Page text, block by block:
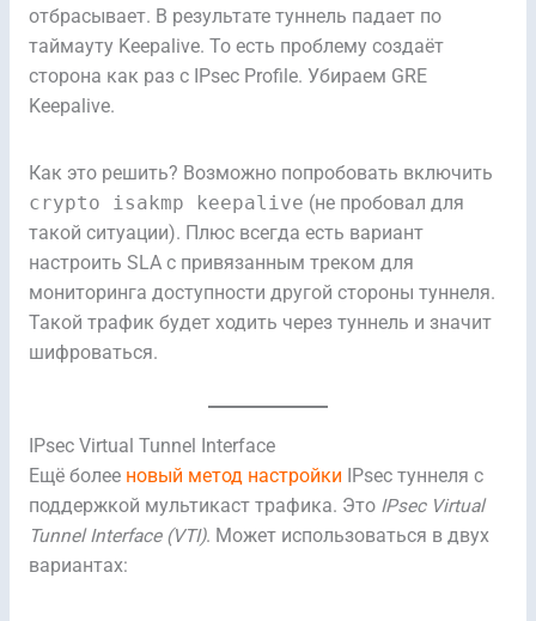
отбрасывает. В результате туннель падает по
таймауту Keepalive. То есть проблему создаёт
сторона как раз с IPsec Profile. Убираем GRE
Keepalive.
Как это решить? Возможно попробовать включить
crypto isakmp keepalive (не пробовал для
такой ситуации). Плюс всегда есть вариант
настроить SLA с привязанным треком для
мониторинга доступности другой стороны туннеля.
Такой трафик будет ходить через туннель и значит
шифроваться.
IPsec Virtual Tunnel Interface
Ещё более новый метод настройки IPsec туннеля с
поддержкой мультикаст трафика. Это IPsec Virtual
Tunnel Interface (VTI). Может использоваться в двух
вариантах: